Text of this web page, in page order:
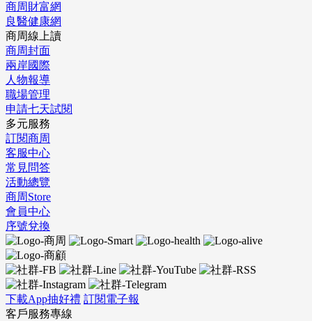
商周財富網
良醫健康網
商周線上讀
商周封面
兩岸國際
人物報導
職場管理
申請七天試閱
多元服務
訂閱商周
客服中心
常見問答
活動總覽
商周Store
會員中心
序號兌換
下載App抽好禮 訂閱電子報
客戶服務專線